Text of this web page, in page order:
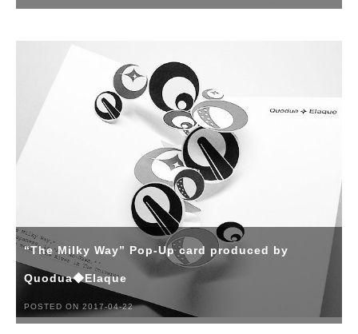
“The Milky Way” Pop-Up card produced by
Quodua◆Elaque
POSTED ON 2017-04-22